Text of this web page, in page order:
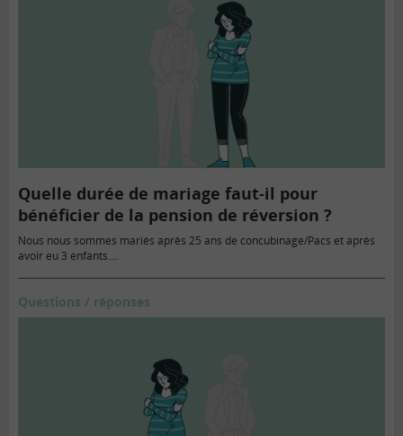
Quelle durée de mariage faut-il pour
bénéficier de la pension de réversion ?
Nous nous sommes mariés après 25 ans de concubinage/Pacs et après
avoir eu 3 enfants....
Questions / réponses